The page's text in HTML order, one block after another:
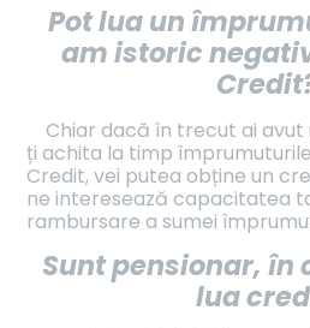
Pot lua un
am istoric
Chiar dacă în trecut ai
ți achita la timp
Credit, vei putea obține un
ne interesează capacitatea
rambursare a sumei
Sunt pensionar, în
lua